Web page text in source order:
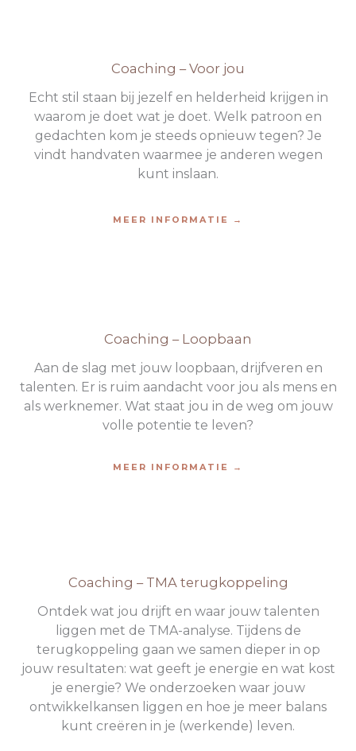
Coaching – Voor jou
Echt stil staan bij jezelf en helderheid krijgen in
waarom je doet wat je doet. Welk patroon en
gedachten kom je steeds opnieuw tegen? Je
vindt handvaten waarmee je anderen wegen
kunt inslaan.
MEER INFORMATIE →
Coaching – Loopbaan
Aan de slag met jouw loopbaan, drijfveren en
talenten. Er is ruim aandacht voor jou als mens en
als werknemer. Wat staat jou in de weg om jouw
volle potentie te leven?
MEER INFORMATIE →
Coaching – TMA terugkoppeling
Ontdek wat jou drijft en waar jouw talenten
liggen met de TMA-analyse. Tijdens de
terugkoppeling gaan we samen dieper in op
jouw resultaten: wat geeft je energie en wat kost
je energie? We onderzoeken waar jouw
ontwikkelkansen liggen en hoe je meer balans
kunt creëren in je (werkende) leven.